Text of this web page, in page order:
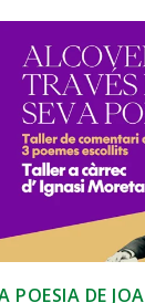
POESIA DE